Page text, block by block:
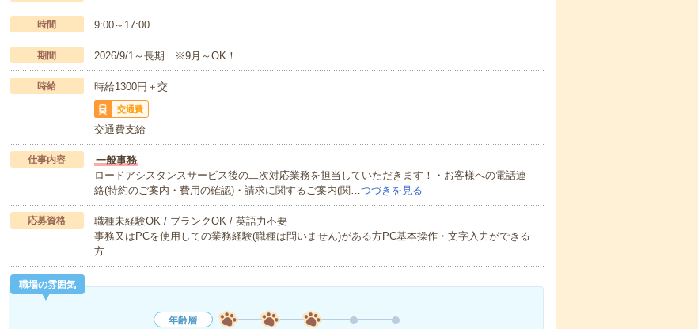
時間 9:00～17:00
期間 2026/9/1～長期 ※9月～OK！
時給 時給1300円＋交
交通費
交通費支給
仕事内容
一般事務
ロードアシスタンスサービス後の二次対応業務を担当していただきます！・お客様への電話連
絡(特約のご案内・費用の確認)・請求に関するご案内(関… つづきを見る
応募資格
職種未経験OK / ブランクOK / 英語力不要
事務又はPCを使用しての業務経験(職種は問いません)がある方PC基本操作・文字入力ができる
方
職場の雰囲気
年齢層